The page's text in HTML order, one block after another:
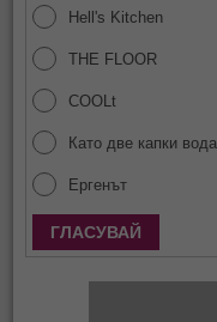
Hell's Kitchen
THE FLOOR
COOLt
Като две капки вода
Ергенът